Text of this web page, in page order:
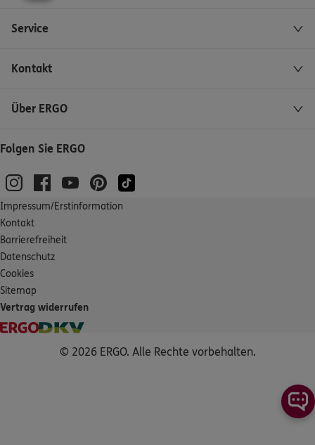
Service
Kontakt
Über ERGO
Folgen Sie ERGO
Impressum/Erstinformation
Kontakt
Barrierefreiheit
Datenschutz
Cookies
Sitemap
Vertrag widerrufen
© 2026 ERGO. Alle Rechte vorbehalten.